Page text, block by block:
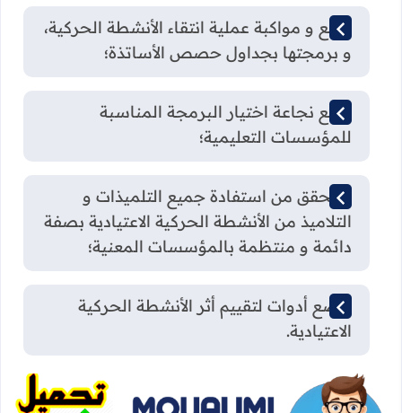
تتبع و مواكبة عملية انتقاء الأنشطة الحركية،
و برمجتها بجداول حصص الأساتذة؛
تتبع نجاعة اختيار البرمجة المناسبة
للمؤسسات التعليمية؛
التحقق من استفادة جميع التلميذات و
التلاميذ من الأنشطة الحركية الاعتيادية بصفة
دائمة و منتظمة بالمؤسسات المعنية؛
وضع أدوات لتقييم أثر الأنشطة الحركية
الاعتيادية.